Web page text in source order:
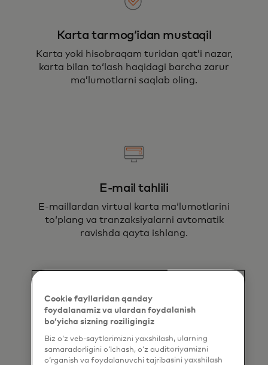
Karta tarmogʻidan mustaqil
Karta yoki hisobraqam turidan qatʼi nazar,
karta bilan toʻlash haqidagi barcha zarur
maʼlumotlarni saqlab oling.
E-mail tahlili
E-maillardan virtual karta maʻlumotlarini
toʻplang va tranzaksiyalarni avtomatik
ravishda qayta ishlang.
Moslashuvchan maʻlumotlar
formatlari
Cookie fayllaridan qanday
foydalanamiz va ulardan foydalanish
bo‘yicha sizning roziligingiz
Biz o‘z veb-saytlarimizni yaxshilash, ularning
samaradorligini o‘lchash, o‘z auditoriyamizni
o‘rganish va foydalanuvchi tajribasini yaxshilash